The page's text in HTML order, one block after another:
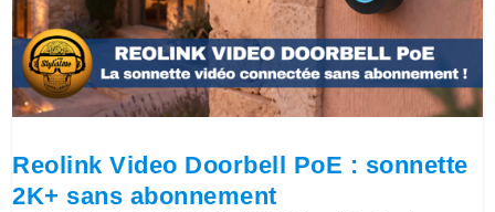
Reolink Video Doorbell PoE : sonnette
2K+ sans abonnement